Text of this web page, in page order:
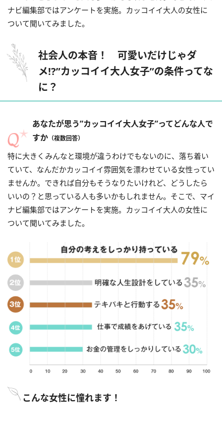
ナビ編集部ではアンケートを実施。カッコイイ大人の女性に
ついて聞いてみました。
社会人の本音！ 可愛いだけじゃダ
メ!?”カッコイイ大人女子”の条件ってな
に？
あなたが思う”カッコイイ大人女子”ってどんな人で
すか （複数回答）
特に大きくみんなと環境が違うわけでもないのに、落ち着い
ていて、なんだかカッコイイ雰囲気を漂わせている女性ってい
ませんか。できれば自分もそうなりたいけれど、どうしたら
いいの？と思っている人も多いかもしれません。そこで、マイ
ナビ編集部ではアンケートを実施。カッコイイ大人の女性に
ついて聞いてみました。
こんな女性に憧れます！